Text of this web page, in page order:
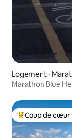
Logement ·
Marathon Blue
Coup de cœur
Coup de cœur